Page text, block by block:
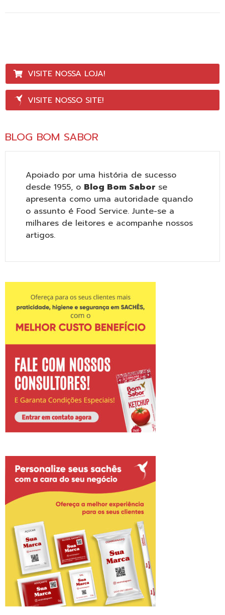
VISITE NOSSA LOJA!
VISITE NOSSO SITE!
BLOG BOM SABOR
Apoiado por uma história de sucesso
desde 1955, o Blog Bom Sabor se
apresenta como uma autoridade quando
o assunto é Food Service. Junte-se a
milhares de leitores e acompanhe nossos
artigos.